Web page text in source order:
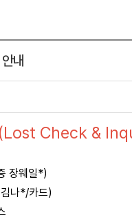
내
(Lost Check &
장웨일*)
나*/카드)